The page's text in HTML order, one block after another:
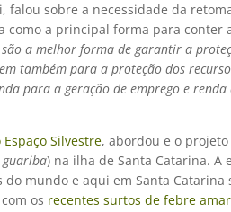
falou sobre a necessidade da
como a principal forma para conter
são a melhor forma de garantir a
também para a proteção dos
para a geração de emprego e renda
Silvestre, abordou e o projeto
) na ilha de Santa Catarina. A
mundo e aqui em Santa Catarina
os recentes surtos de febre